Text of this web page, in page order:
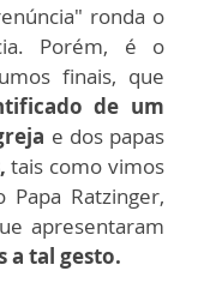
ronda o
Porém, é o
finais, que
de um
e dos papas
tais como vimos
Ratzinger,
apresentaram
a tal gesto.